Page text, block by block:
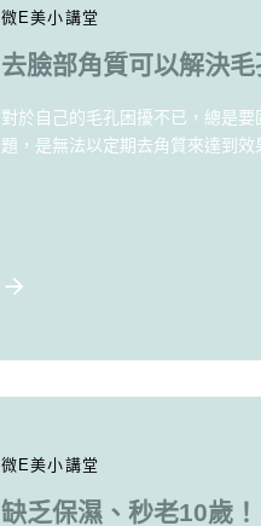
微E美小講堂
去臉部角質可以解決
對於自己的毛孔困擾不已，總是
題，是無法以定期去角質來達到效
微E美小講堂
缺乏保濕、秒老10歲！